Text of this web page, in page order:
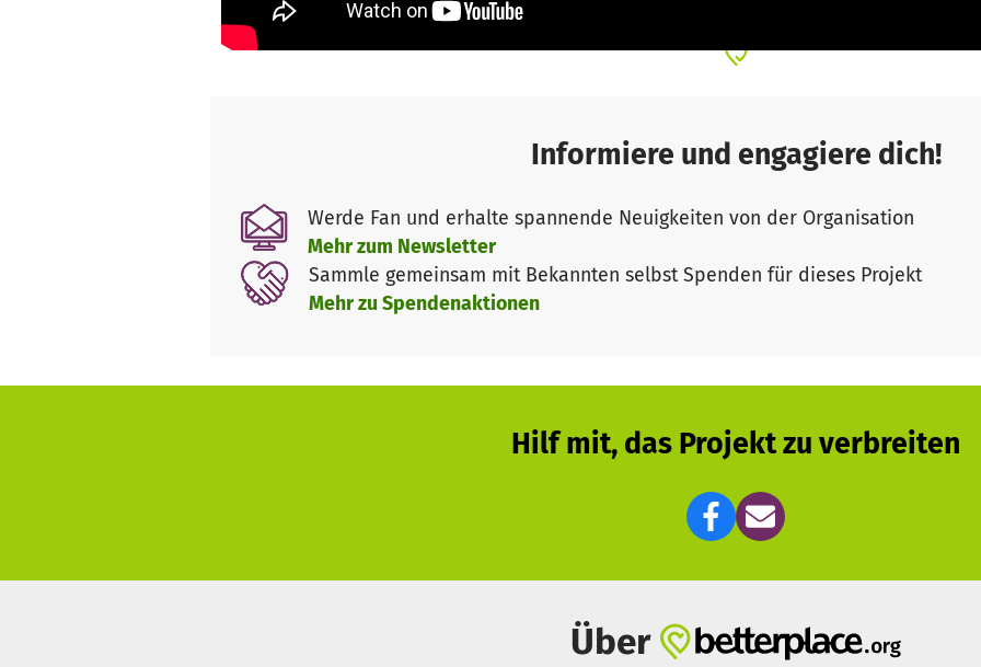
Wir glauben an die Kraft von Beziehung, Kreativität, Gemeinschaft und Bildung.
Deshalb schaffen wir Bildungsräume, in denen Persönlichkeitsentwicklung,
Verantwortung übernehmen – für sich selbst und das große Ganze.
Hilf mit, dass dieser Ort bleibt – für junge Menschen. Für unsere gemeinsame Zukunft.
Das Festival wurde 2024 erfolgreich durchgeführt:
10 Tage intensives Miteinander mit Workshops, Kunst, Körperarbeit,
gemeinsamen Erforschen einer neuen Beziehungskultur.
– Offene Rechnungen begleichen (Honorare, Technik, Verpflegung, Logistik)
Informiere und engagiere dich!
Werde Fan und erhalte spannende Neuigkeiten von der Organisation
Mehr zum Newsletter
Sammle gemeinsam mit Bekannten selbst Spenden für dieses Projekt
Mehr zu Spendenaktionen
Hilf mit, das Projekt zu verbreiten
Über